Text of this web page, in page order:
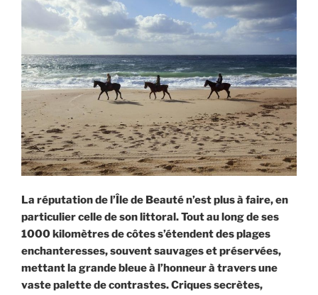
La réputation de l’Île de Beauté n’est plus à faire, en
particulier celle de son littoral. Tout au long de ses
1000 kilomètres de côtes s’étendent des plages
enchanteresses, souvent sauvages et préservées,
mettant la grande bleue à l’honneur à travers une
vaste palette de contrastes. Criques secrètes,